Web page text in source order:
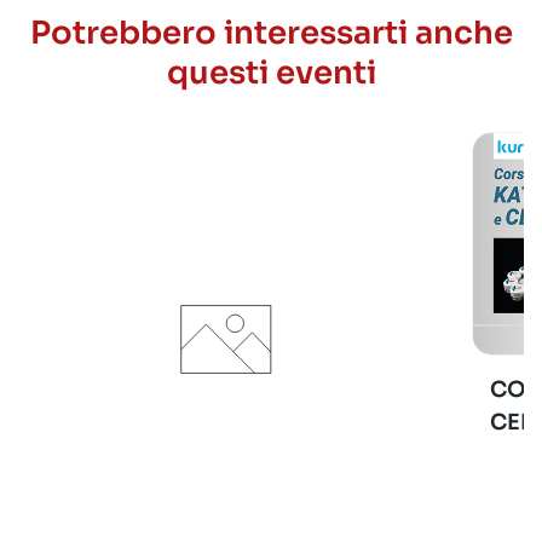
Potrebbero interessarti anche
questi eventi